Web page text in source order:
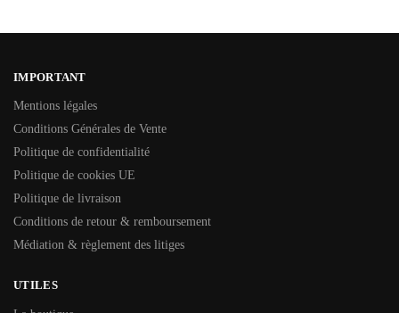
IMPORTANT
Mentions légales
Conditions Générales de Vente
Politique de confidentialité
Politique de cookies UE
Politique de livraison
Conditions de retour & remboursement
Médiation & règlement des litiges
UTILES